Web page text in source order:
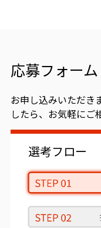
応募フォーム
お申し込みいただき
したら、お気軽にご
選考フロー